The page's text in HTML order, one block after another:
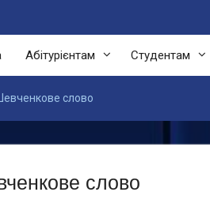
Абітурієнтам Студентам
Шевченкове слово
слово